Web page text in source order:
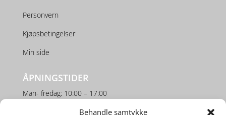
Behandle samtykke
Personvern
Kjøpsbetingelser
Min side
ÅPNINGSTIDER
Man- fredag: 10:00 – 17:00
Lørdag: 10:00 – 16:00